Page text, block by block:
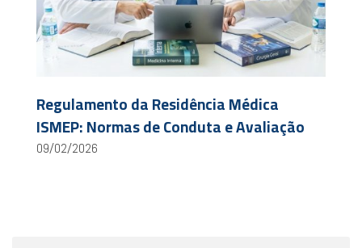
Regulamento da Residência Médica
ISMEP: Normas de Conduta e Avaliação
09/02/2026